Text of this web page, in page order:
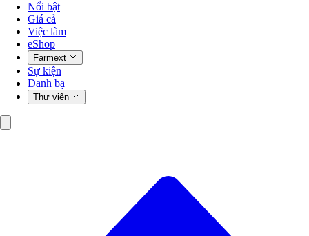
Nổi bật
Giá cả
Việc làm
eShop
Farmext
Sự kiện
Danh bạ
Thư viện